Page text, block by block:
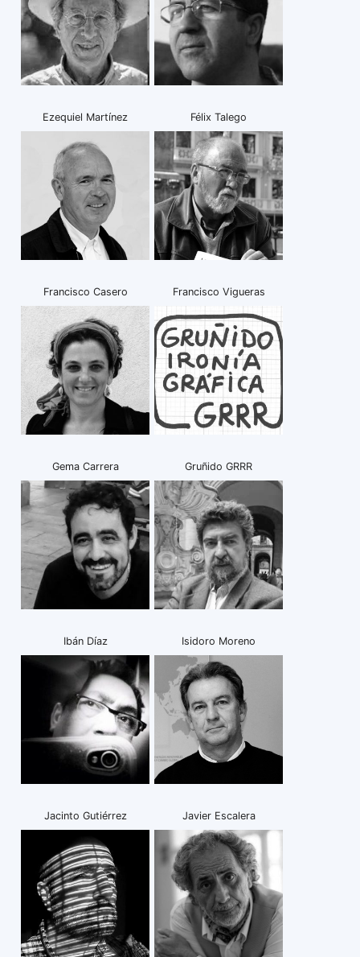
Ezequiel Martínez Félix Talego
Francisco Casero Francisco Vigueras
Gema Carrera Gruñido GRRR
Ibán Díaz Isidoro Moreno
Jacinto Gutiérrez Javier Escalera